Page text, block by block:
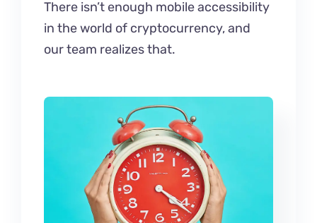
There isn’t enough mobile accessibility
in the world of cryptocurrency, and
our team realizes that.